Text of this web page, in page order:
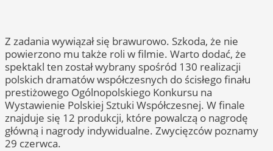
Z zadania wywiązał się brawurowo. Szkoda, że nie
powierzono mu także roli w filmie. Warto dodać, że
spektakl ten został wybrany spośród 130 realizacji
polskich dramatów współczesnych do ścisłego finału
prestiżowego Ogólnopolskiego Konkursu na
Wystawienie Polskiej Sztuki Współczesnej. W finale
znajduje się 12 produkcji, które powalczą o nagrodę
główną i nagrody indywidualne. Zwycięzców poznamy
29 czerwca.